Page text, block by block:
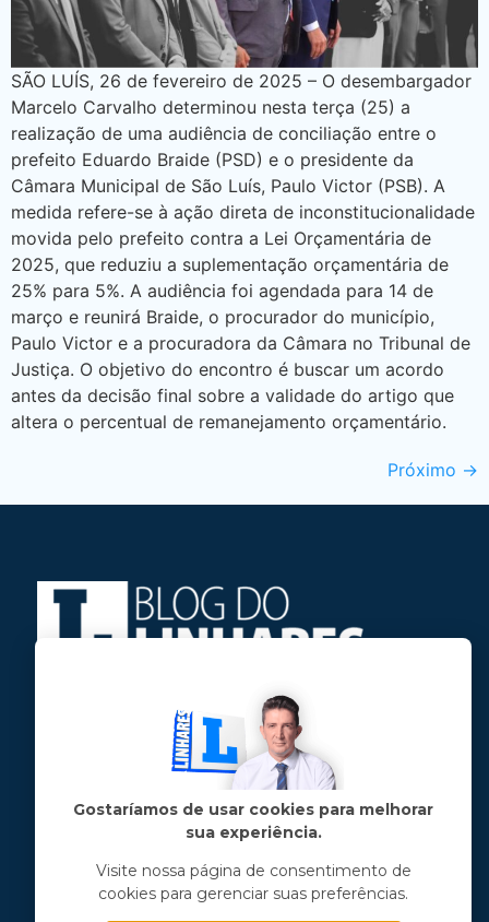
SÃO LUÍS, 26 de fevereiro de 2025 – O desembargador
Marcelo Carvalho determinou nesta terça (25) a
realização de uma audiência de conciliação entre o
prefeito Eduardo Braide (PSD) e o presidente da
Câmara Municipal de São Luís, Paulo Victor (PSB). A
medida refere-se à ação direta de inconstitucionalidade
movida pelo prefeito contra a Lei Orçamentária de
2025, que reduziu a suplementação orçamentária de
25% para 5%. A audiência foi agendada para 14 de
março e reunirá Braide, o procurador do município,
Paulo Victor e a procuradora da Câmara no Tribunal de
Justiça. O objetivo do encontro é buscar um acordo
antes da decisão final sobre a validade do artigo que
altera o percentual de remanejamento orçamentário.
Próximo →
Jose Linhares Jr é maranhense.
Formado em Jornalismo, estudou filosofia
e tem pós-graduações em ciência política
e marketing político.
Menu principal
Notícias
Gostaríamos de usar cookies para melhorar
sua experiência.
Visite nossa página de consentimento de
cookies para gerenciar suas preferências.